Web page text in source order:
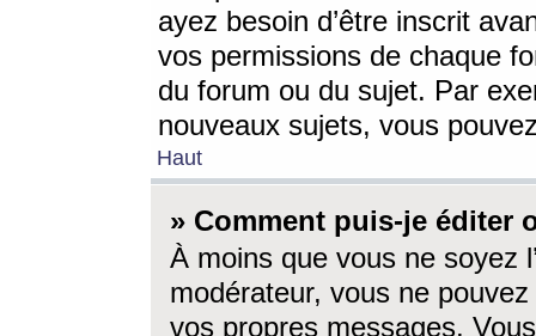
ayez besoin d’être inscrit
vos permissions de chaque
du forum ou du sujet. Par
nouveaux sujets, vous
Haut
» Comment puis-je éditer
À moins que vous ne soyez
modérateur, vous ne
vos propres messages.